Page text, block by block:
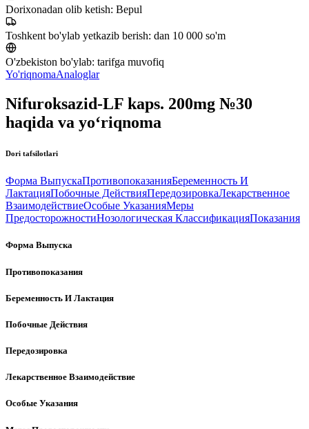
Dorixonadan olib ketish: Bepul
Toshkent bo'ylab yetkazib berish: dan 10 000 so'm
O'zbekiston bo'ylab: tarifga muvofiq
Yo'riqnomaAnaloglar
Nifuroksazid-LF kaps. 200mg №30
haqida va yo‘riqnoma
Dori tafsilotlari
Форма ВыпускаПротивопоказанияБеременность И
ЛактацияПобочные ДействияПередозировкаЛекарственное
ВзаимодействиеОсобые УказанияМеры
ПредосторожностиНозологическая КлассификацияПоказания
Форма Выпуска
Противопоказания
Беременность И Лактация
Побочные Действия
Передозировка
Лекарственное Взаимодействие
Особые Указания